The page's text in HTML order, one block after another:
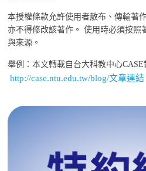
本授權條款允許使用者散布、傳輸著
亦不得修改該著作。 使用時必須按照
與來源。
舉例：本文轉載自台大科教中心
http://case.ntu.edu.tw/blog/文章連結